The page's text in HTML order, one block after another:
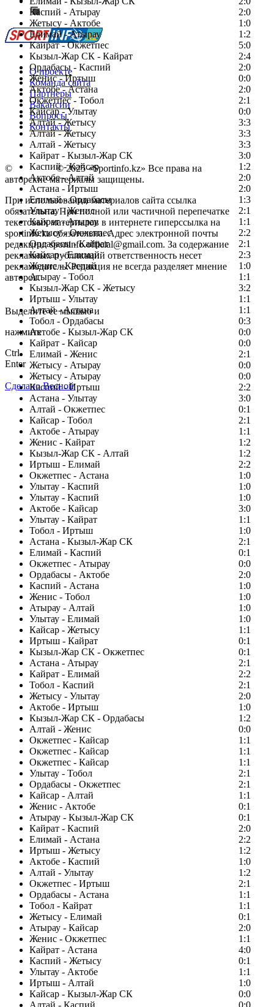
Каспий - Атырау
2:0
Жетысу - Актобе
1:0
Елимай - Атырау
1:2
Кайрат - Окжетпес
5:0
Кызыл-Жар СК - Кайрат
2:4
Ордабасы - Каспий
2:0
Женис - Иртыш
0:0
Актобе - Астана
2:0
Окжетпес - Тобол
2:1
Кайсар - Улытау
0:0
Алтай - Жетысу
3:3
Алтай - Жетысу
3:3
Алтай - Жетысу
3:3
Кайрат - Кызыл-Жар СК
3:0
Каспий - Кайсар
1:2
Актобе - Алтай
2:0
Астана - Иртыш
2:0
Елимай - Ордабасы
1:3
Улытау - Женис
2:1
Кайрат - Атырау
1:1
Жетысу - Окжетпес
2:2
Ордабасы - Кайрат
2:1
Кайсар - Елимай
2:3
Женис - Каспий
1:0
Атырау - Тобол
1:1
Кызыл-Жар СК - Жетысу
3:2
Иртыш - Улытау
1:1
Алтай - Астана
1:1
Тобол - Ордабасы
0:3
Актобе - Кызыл-Жар СК
0:0
Кайрат - Кайсар
0:0
Елимай - Женис
2:1
Жетысу - Атырау
0:0
Жетысу - Атырау
0:0
Каспий - Иртыш
2:2
Астана - Улытау
3:0
Алтай - Окжетпес
0:1
Кайсар - Тобол
2:1
Актобе - Атырау
1:1
Женис - Кайрат
1:2
Кызыл-Жар СК - Алтай
1:2
Иртыш - Елимай
2:2
Окжетпес - Астана
1:0
Улытау - Каспий
1:0
Улытау - Каспий
1:0
Актобе - Кайсар
3:0
Улытау - Кайрат
1:1
Тобол - Иртыш
1:0
Астана - Кызыл-Жар СК
2:1
Елимай - Каспий
0:1
Окжетпес - Атырау
0:0
Ордабасы - Актобе
2:0
Каспий - Астана
1:0
Женис - Тобол
1:0
Атырау - Алтай
1:0
Улытау - Елимай
1:0
Кайсар - Жетысу
1:1
Иртыш - Кайрат
0:1
Кызыл-Жар СК - Окжетпес
0:1
Астана - Атырау
2:1
Кайрат - Елимай
2:2
Тобол - Каспий
2:1
Жетысу - Улытау
2:0
Актобе - Иртыш
1:0
Кызыл-Жар СК - Ордабасы
1:2
Алтай - Женис
0:0
Окжетпес - Кайсар
1:1
Окжетпес - Кайсар
1:1
Окжетпес - Кайсар
1:1
Улытау - Тобол
2:1
Ордабасы - Окжетпес
2:1
Кайсар - Алтай
1:1
Женис - Актобе
0:1
Атырау - Кызыл-Жар СК
0:1
Кайрат - Каспий
2:0
Елимай - Астана
2:2
Иртыш - Жетысу
1:2
Актобе - Каспий
1:0
Алтай - Улытау
1:2
Окжетпес - Иртыш
2:1
Ордабасы - Астана
1:1
Тобол - Кайрат
1:1
Жетысу - Елимай
0:1
Атырау - Кайсар
2:0
Женис - Окжетпес
1:1
Кайрат - Астана
4:0
Каспий - Жетысу
0:1
Улытау - Актобе
1:1
Иртыш - Алтай
1:0
Кайсар - Кызыл-Жар СК
0:0
Перейти на старый сайт
О проекте
Команда сайта
Партнеры
Вакансии
Вопросы
Контакты
© Copyright© 2025 «Sportinfo.kz» Все права на
авторские материалы защищены.
При использовании материалов сайта ссылка
обязательна. При полной или частичной перепечатке
текстовых материалов в интернете гиперссылка на
sportinfo.kz обязательна. Адрес электронной почты
редакции: sportinfo.official@gmail.com. За содержание
рекламных публикаций ответственность несет
рекламодатель. Редакция не всегда разделяет мнение
авторов.
Заметили ошибку в тексте?
Выделите ее мышью и
нажмите
Ctrl
Enter
Сделано Весной